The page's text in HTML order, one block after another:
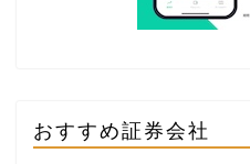
おすすめ証券会社